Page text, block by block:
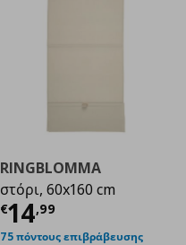
€ 29,99
RINGBLOMMA
στόρι, 60x160 cm
€14,99
Τρέχουσα
75 πόντους επιβράβευσης